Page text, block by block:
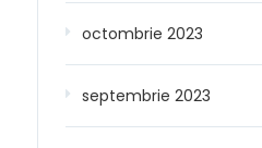
octombrie 2023
septembrie 2023